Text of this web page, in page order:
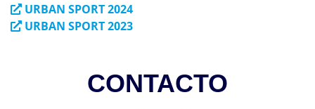
URBAN SPORT 2024
URBAN SPORT 2023
CONTACTO